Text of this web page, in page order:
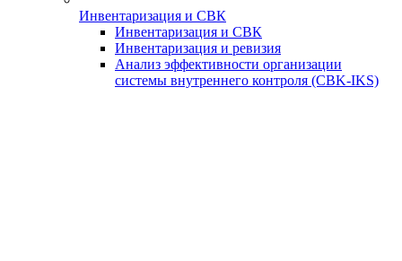
Инвентаризация и СВК
Инвентаризация и СВК
Инвентаризация и ревизия
Анализ эффективности организации
системы внутреннего контроля (СBK-IKS)